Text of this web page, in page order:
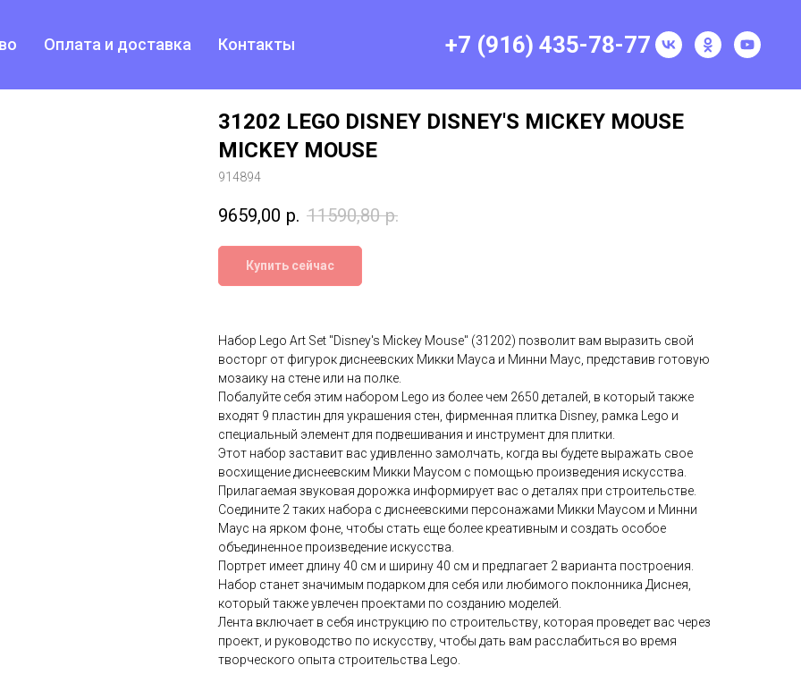
Оплата и доставка Контакты +7 (916) 435-78-77
31202 LEGO DISNEY DISNEY'S MICKEY MOUSE
MICKEY MOUSE
914894
9659,00 р. 11590,80 р.
Купить сейчас
Набор Lego Art Set "Disney's Mickey Mouse" (31202) позволит вам выразить свой
восторг от фигурок диснеевских Микки Мауса и Минни Маус, представив готовую
мозаику на стене или на полке.
Побалуйте себя этим набором Lego из более чем 2650 деталей, в который также
входят 9 пластин для украшения стен, фирменная плитка Disney, рамка Lego и
специальный элемент для подвешивания и инструмент для плитки.
Этот набор заставит вас удивленно замолчать, когда вы будете выражать свое
восхищение диснеевским Микки Маусом с помощью произведения искусства.
Прилагаемая звуковая дорожка информирует вас о деталях при строительстве.
Соедините 2 таких набора с диснеевскими персонажами Микки Маусом и Минни
Маус на ярком фоне, чтобы стать еще более креативным и создать особое
объединенное произведение искусства.
Портрет имеет длину 40 см и ширину 40 см и предлагает 2 варианта построения.
Набор станет значимым подарком для себя или любимого поклонника Диснея,
который также увлечен проектами по созданию моделей.
Лента включает в себя инструкцию по строительству, которая проведет вас через
проект, и руководство по искусству, чтобы дать вам расслабиться во время
творческого опыта строительства Lego.